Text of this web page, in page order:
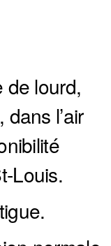
de lourd,
l’air
Louis.